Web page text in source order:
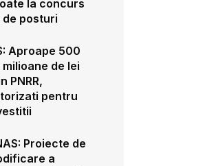
la concurs
de posturi
Aproape 500
milioane de lei
PNRR,
pentru
Proiecte de
a